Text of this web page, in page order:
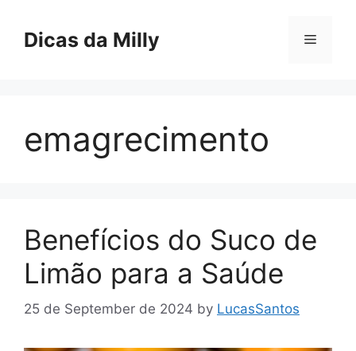
contentDicas da Milly Menu
emagrecimento
Benefícios do Suco de
Limão para a Saúde
25 de September de 2024 by LucasSantos